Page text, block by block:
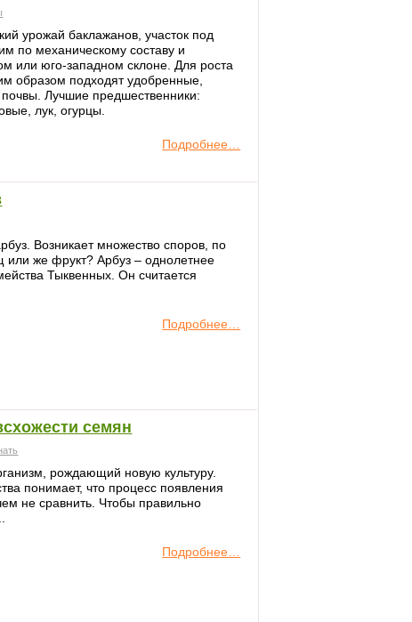
урожай баклажанов, участок под
по механическому составу и
или юго-западном склоне. Для роста
образом подходят удобренные,
Лучшие предшественники:
лук, огурцы.
Подробнее…
Возникает множество споров, по
или же фрукт? Арбуз – однолетнее
Тыквенных. Он считается
Подробнее…
семян
рождающий новую культуру.
понимает, что процесс появления
не сравнить. Чтобы правильно
Подробнее…